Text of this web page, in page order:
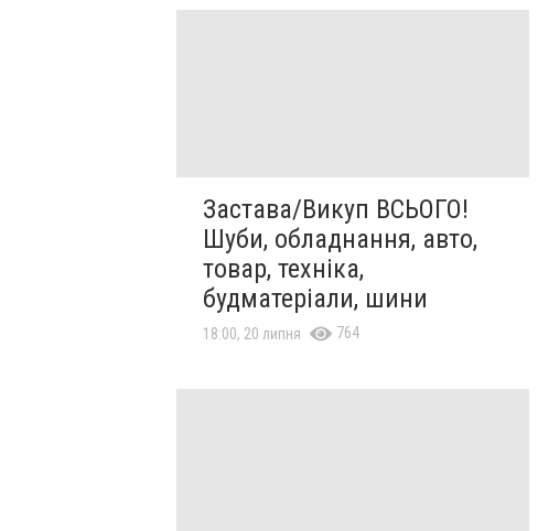
Застава/Викуп ВСЬОГО!
Шуби, обладнання, авто,
товар, техніка,
будматеріали, шини
18:00, 20 липня 764